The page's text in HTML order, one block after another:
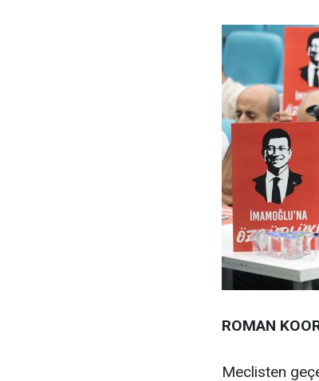
ROMAN
Meclisten